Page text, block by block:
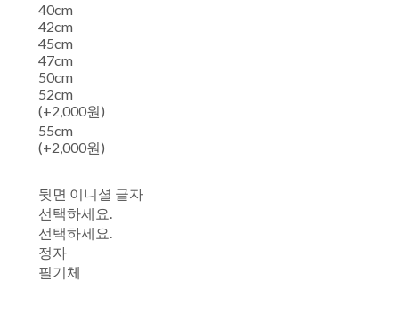
40cm
42cm
45cm
47cm
50cm
52cm
(+2,000원)
55cm
(+2,000원)
뒷면 이니셜 글자
선택하세요.
선택하세요.
정자
필기체